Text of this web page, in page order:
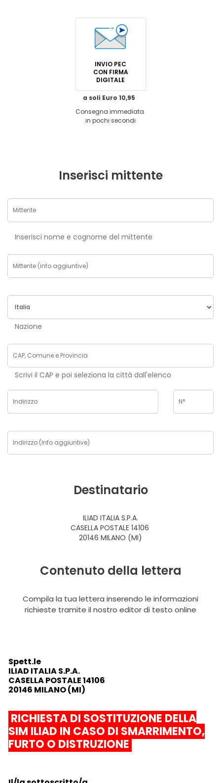
INVIO PEC
CON FIRMA
DIGITALE
a soli Euro 10,95
Consegna immediata
in pochi secondi
Inserisci mittente
Inserisci nome e cognome del mittente
Nazione
Scrivi il CAP e poi seleziona la città dall'elenco
Destinatario
ILIAD ITALIA S.P.A.
CASELLA POSTALE 14106
20146 MILANO (MI)
Contenuto della lettera
Compila la tua lettera inserendo le informazioni
richieste tramite il nostro editor di testo online
Spett.le
ILIAD ITALIA S.P.A.
CASELLA POSTALE 14106
20146 MILANO (MI)
RICHIESTA DI SOSTITUZIONE DELLA
SIM ILIAD IN CASO DI SMARRIMENTO,
FURTO O DISTRUZIONE